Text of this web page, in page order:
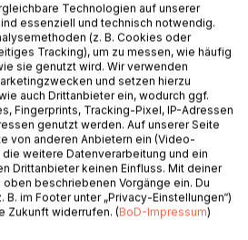
Segler und ein
einen Trödelladen. Beide suchen in
weisen Mannes, der ein
Technologien auf unserer
essenziell und technisch notwendig.
(z. B. Cookies oder
Tracking), um zu messen, wie häufig
sie genutzt wird. Wir verwenden
und setzen hierzu
auch Drittanbieter ein, wodurch ggf.
Fingerprints, Tracking-Pixel, IP-Adressen
genutzt werden. Auf unserer Seite
von anderen Anbietern ein (Video-
weitere Datenverarbeitung und ein
Drittanbieter keinen Einfluss. Mit deiner
beschriebenen Vorgänge ein. Du
im Footer unter „Privacy-Einstellungen“)
Zukunft widerrufen. (BoD-Impressum)